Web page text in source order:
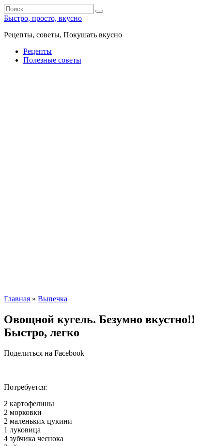
Перейти
к
контенту
Search
for:
Быстро, просто, вкусно
Рецепты, советы, Покушать вкусно
Рецепты
Полезные советы
Главная » Выпечка
Овощной кугель. Безумно вкустнo!!
Быстро, легко
Поделиться на Facebook
Потребуется:
2 картофелины
2 морковки
2 маленьких цукини
1 луковица
4 зубчика чеснока